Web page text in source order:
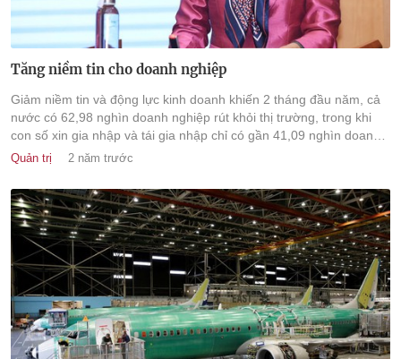
Tăng niềm tin cho doanh nghiệp
Giảm niềm tin và động lực kinh doanh khiến 2 tháng đầu năm, cả
nước có 62,98 nghìn doanh nghiệp rút khỏi thị trường, trong khi
con số xin gia nhập và tái gia nhập chỉ có gần 41,09 nghìn doanh
nghiệp.
Quản trị 2 năm trước